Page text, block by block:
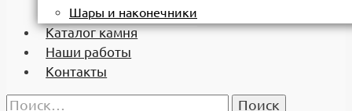
Шары и наконечники
Каталог камня
Наши работы
Контакты
Найти: